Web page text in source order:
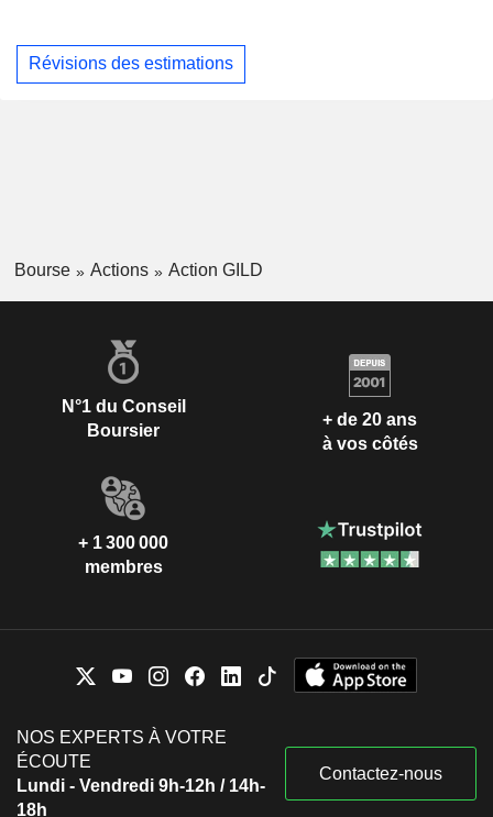
Révisions des estimations
Bourse Actions Action GILD
N°1 du Conseil
Boursier
+ de 20 ans
à vos côtés
+ 1 300 000
membres
NOS EXPERTS À VOTRE
ÉCOUTE
Lundi - Vendredi 9h-12h / 14h-
18h
Contactez-nous